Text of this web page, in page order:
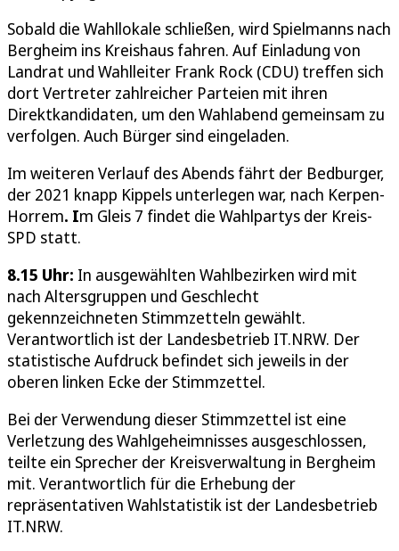
Sobald die Wahllokale schließen, wird Spielmanns nach
Bergheim ins Kreishaus fahren. Auf Einladung von
Landrat und Wahlleiter Frank Rock (CDU) treffen sich
dort Vertreter zahlreicher Parteien mit ihren
Direktkandidaten, um den Wahlabend gemeinsam zu
verfolgen. Auch Bürger sind eingeladen.
Im weiteren Verlauf des Abends fährt der Bedburger,
der 2021 knapp Kippels unterlegen war, nach Kerpen-
Horrem. Im Gleis 7 findet die Wahlpartys der Kreis-
SPD statt.
8.15 Uhr: In ausgewählten Wahlbezirken wird mit
nach Altersgruppen und Geschlecht
gekennzeichneten Stimmzetteln gewählt.
Verantwortlich ist der Landesbetrieb IT.NRW. Der
statistische Aufdruck befindet sich jeweils in der
oberen linken Ecke der Stimmzettel.
Bei der Verwendung dieser Stimmzettel ist eine
Verletzung des Wahlgeheimnisses ausgeschlossen,
teilte ein Sprecher der Kreisverwaltung in Bergheim
mit. Verantwortlich für die Erhebung der
repräsentativen Wahlstatistik ist der Landesbetrieb
IT.NRW.